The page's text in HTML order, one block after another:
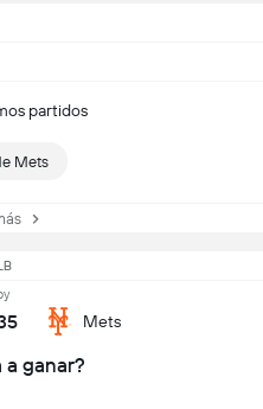
partidos
Mets
Mets
a ganar?